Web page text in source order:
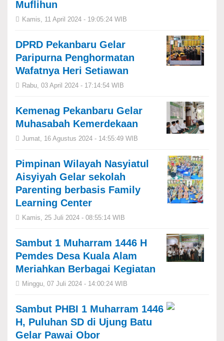
Muflihun
Kamis, 11 April 2024 - 19:05:24 WIB
DPRD Pekanbaru Gelar
Paripurna Penghormatan
Wafatnya Heri Setiawan
Rabu, 03 April 2024 - 17:14:54 WIB
Kemenag Pekanbaru Gelar
Muhasabah Kemerdekaan
Jumat, 16 Agustus 2024 - 14:55:49 WIB
Pimpinan Wilayah Nasyiatul
Aisyiyah Gelar sekolah
Parenting berbasis Family
Learning Center
Kamis, 25 Juli 2024 - 08:55:14 WIB
Sambut 1 Muharram 1446 H
Pemdes Desa Kuala Alam
Meriahkan Berbagai Kegiatan
Minggu, 07 Juli 2024 - 14:00:24 WIB
Sambut PHBI 1 Muharram 1446
H, Puluhan SD di Ujung Batu
Gelar Pawai Obor